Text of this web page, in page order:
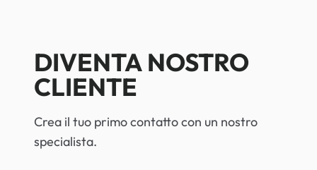
DIVENTA NOSTRO
CLIENTE
Crea il tuo primo contatto con un nostro
specialista.